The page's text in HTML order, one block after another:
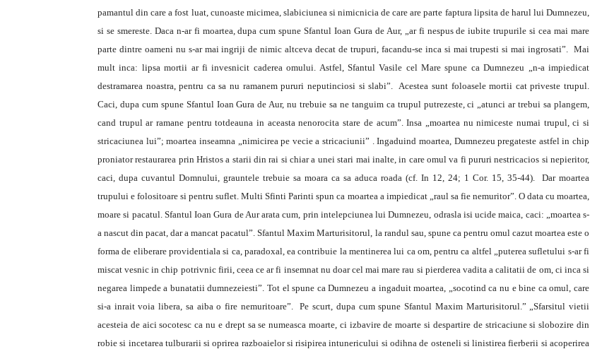
pamantul din care a fost luat, cunoaste micimea, slabiciunea si nimicnicia de care are parte faptura lipsita de harul lui Dumnezeu,
si se smereste. Daca n-ar fi moartea, dupa cum spune Sfantul Ioan Gura de Aur, „ar fi nespus de iubite trupurile si cea mai mare
parte dintre oameni nu s-ar mai ingriji de nimic altceva decat de trupuri, facandu-se inca si mai trupesti si mai ingrosati”. Mai
mult inca: lipsa mortii ar fi invesnicit caderea omului. Astfel, Sfantul Vasile cel Mare spune ca Dumnezeu „n-a impiedicat
destramarea noastra, pentru ca sa nu ramanem pururi neputinciosi si slabi”. Acestea sunt foloasele mortii cat priveste trupul.
Caci, dupa cum spune Sfantul Ioan Gura de Aur, nu trebuie sa ne tanguim ca trupul putrezeste, ci „atunci ar trebui sa plangem,
cand trupul ar ramane pentru totdeauna in aceasta nenorocita stare de acum”. Insa „moartea nu nimiceste numai trupul, ci si
stricaciunea lui”; moartea inseamna „nimicirea pe vecie a stricaciunii” . Ingaduind moartea, Dumnezeu pregateste astfel in chip
proniator restaurarea prin Hristos a starii din rai si chiar a unei stari mai inalte, in care omul va fi pururi nestricacios si nepieritor,
caci, dupa cuvantul Domnului, grauntele trebuie sa moara ca sa aduca roada (cf. In 12, 24; 1 Cor. 15, 35-44). Dar moartea
trupului e folositoare si pentru suflet. Multi Sfinti Parinti spun ca moartea a impiedicat „raul sa fie nemuritor”. O data cu moartea,
moare si pacatul. Sfantul Ioan Gura de Aur arata cum, prin intelepciunea lui Dumnezeu, odrasla isi ucide maica, caci: „moartea s-
a nascut din pacat, dar a mancat pacatul”. Sfantul Maxim Marturisitorul, la randul sau, spune ca pentru omul cazut moartea este o
forma de eliberare providentiala si ca, paradoxal, ea contribuie la mentinerea lui ca om, pentru ca altfel „puterea sufletului s-ar fi
miscat vesnic in chip potrivnic firii, ceea ce ar fi insemnat nu doar cel mai mare rau si pierderea vadita a calitatii de om, ci inca si
negarea limpede a bunatatii dumnezeiesti”. Tot el spune ca Dumnezeu a ingaduit moartea, „socotind ca nu e bine ca omul, care
si-a inrait voia libera, sa aiba o fire nemuritoare”. Pe scurt, dupa cum spune Sfantul Maxim Marturisitorul.” „Sfarsitul vietii
acesteia de aici socotesc ca nu e drept sa se numeasca moarte, ci izbavire de moarte si despartire de stricaciune si slobozire din
robie si incetarea tulburarii si oprirea razboaielor si risipirea intunericului si odihna de osteneli si linistirea fierberii si acoperirea